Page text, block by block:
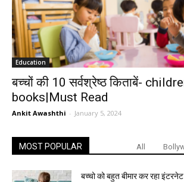
Education
बच्चों की 10 सर्वश्रेष्ठ किताबें-
books|Must Read
Ankit Awashthi - January 5, 2024
MOST POPULAR All
बच्चो को बहुत बीमार कर रहा